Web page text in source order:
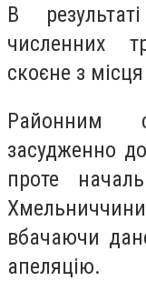
В
численних
скоєне з
Районним
засудженно
проте
вбачаючи
апеляцію.